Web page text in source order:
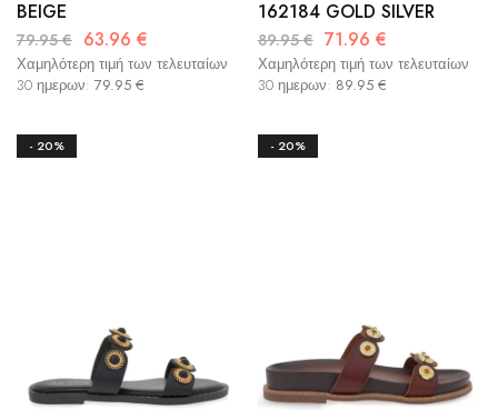
BEIGE
79.95€ 63.96 €
Χαμηλότερη τιμή των τελευταίων
30 ημερων: 79.95 €
162184 GOLD SILVER
89.95€ 71.96 €
Χαμηλότερη τιμή των τελευταίων
30 ημερων: 89.95 €
- 20% - 20%